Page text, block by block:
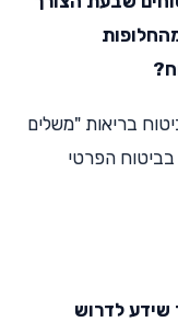
בריאות "משלים
בביטוח הפרטי
שידע לדרוש